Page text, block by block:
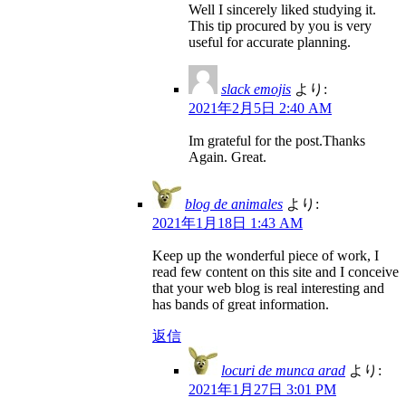
Well I sincerely liked studying it.
This tip procured by you is very
useful for accurate planning.
slack emojis より:
2021年2月5日 2:40 AM
Im grateful for the post.Thanks
Again. Great.
blog de animales より:
2021年1月18日 1:43 AM
Keep up the wonderful piece of work, I
read few content on this site and I conceive
that your web blog is real interesting and
has bands of great information.
返信
locuri de munca arad より:
2021年1月27日 3:01 PM